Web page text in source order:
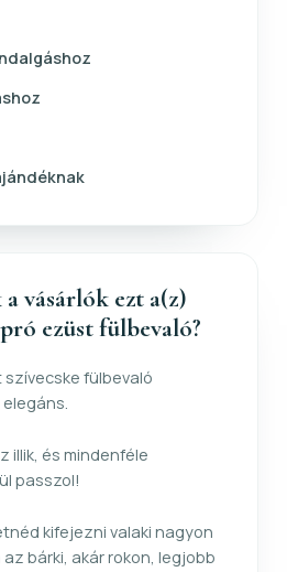
vásárlók ezt a(z)
ezüst fülbevaló?
fülbevaló
illik, és mindenféle
passzol!
kifejezni valaki nagyon
bárki, akár rokon, legjobb